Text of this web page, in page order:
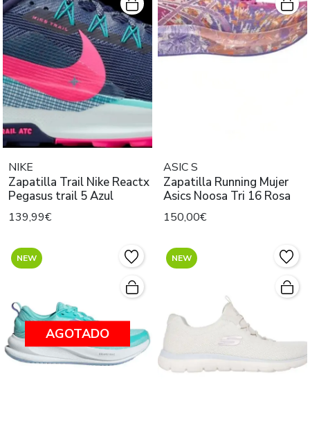
NIKE
Zapatilla Trail Nike Reactx
Pegasus trail 5 Azul
139,99€
ASIC S
Zapatilla Running Mujer
Asics Noosa Tri 16 Rosa
150,00€
NEW
AGOTADO
NEW